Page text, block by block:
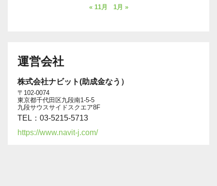
« 11月 1月 »
運営会社
株式会社ナビット(助成金なう）
〒102-0074
東京都千代田区九段南1-5-5
九段サウスサイドスクエア8F
TEL：03-5215-5713
https://www.navit-j.com/